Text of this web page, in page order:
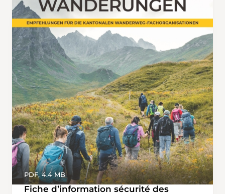
Fiche d’information sécurité des
PDF, 4.4 MB